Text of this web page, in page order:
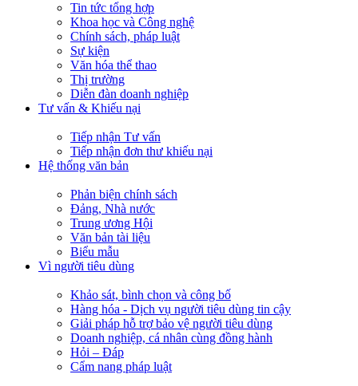
Tin tức tổng hợp
Khoa học và Công nghệ
Chính sách, pháp luật
Sự kiện
Văn hóa thể thao
Thị trường
Diễn đàn doanh nghiệp
Tư vấn & Khiếu nại
Tiếp nhận Tư vấn
Tiếp nhận đơn thư khiếu nại
Hệ thống văn bản
Phản biện chính sách
Đảng, Nhà nước
Trung ương Hội
Văn bản tài liệu
Biểu mẫu
Vì người tiêu dùng
Khảo sát, bình chọn và công bố
Hàng hóa - Dịch vụ người tiêu dùng tin cậy
Giải pháp hỗ trợ bảo vệ người tiêu dùng
Doanh nghiệp, cá nhân cùng đồng hành
Hỏi – Đáp
Cẩm nang pháp luật